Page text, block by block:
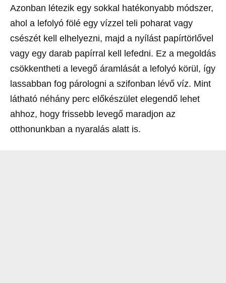
Azonban létezik egy sokkal hatékonyabb módszer,
ahol a lefolyó fölé egy vízzel teli poharat vagy
csészét kell elhelyezni, majd a nyílást papírtörlővel
vagy egy darab papírral kell lefedni. Ez a megoldás
csökkentheti a levegő áramlását a lefolyó körül, így
lassabban fog párologni a szifonban lévő víz. Mint
látható néhány perc előkészület elegendő lehet
ahhoz, hogy frissebb levegő maradjon az
otthonunkban a nyaralás alatt is.